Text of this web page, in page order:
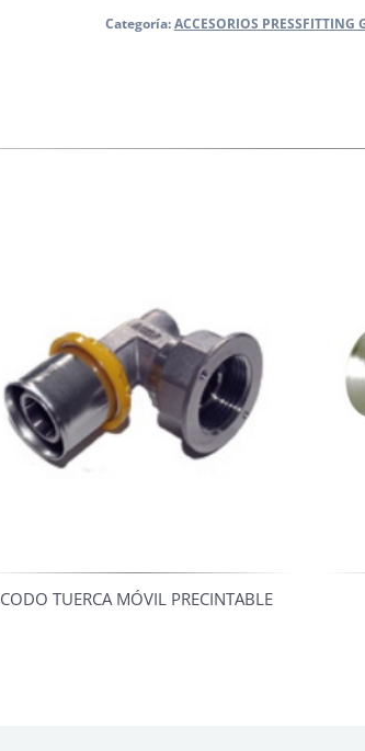
Categoría:ACCESORIOS PRESSFITTING
CODO TUERCA MÓVIL PRECINTABLE